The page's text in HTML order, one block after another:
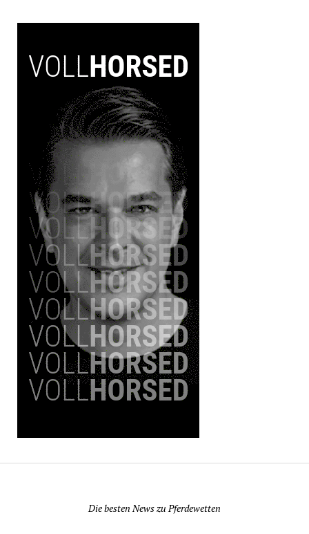
Die besten News zu Pferdewetten